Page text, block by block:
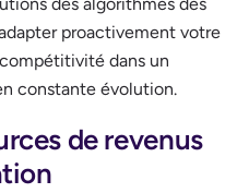
proactivement votre
dans un
constante évolution.
de revenus